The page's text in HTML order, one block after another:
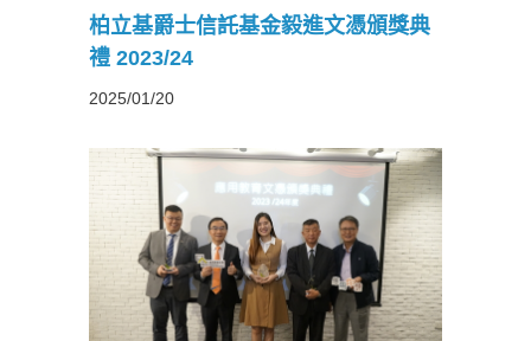
柏立基爵士信託基金毅進文憑頒獎典
禮 2023/24
2025/01/20